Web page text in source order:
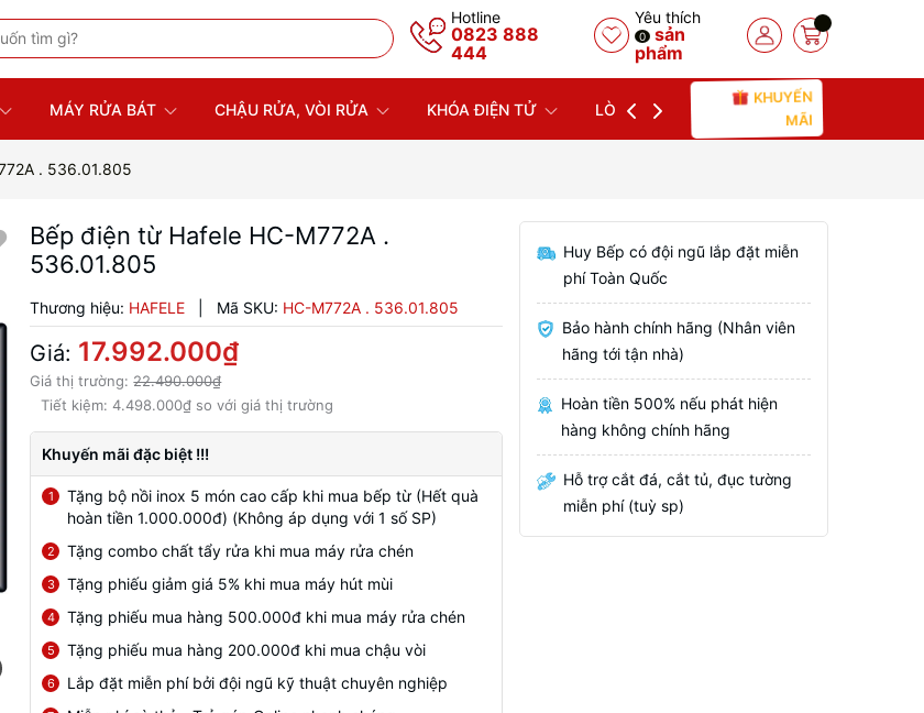
Hotline
0823 888
444
Yêu thích
0
sản
phẩm
MÁY RỬA BÁT CHẬU RỬA, VÒI RỬA KHÓA ĐIỆN TỬ LÒ NƯỚNG LÒ VI SÓNG
KHUYẾN
MÃI
. 536.01.805
Bếp điện từ Hafele HC-M772A .
536.01.805
Thương hiệu: HAFELE Mã SKU: HC-M772A . 536.01.805
Giá: 17.992.000₫
Giá thị trường:22.490.000₫
Tiết kiệm:4.498.000₫ so với giá thị trường
Khuyến mãi đặc biệt !!!
1
Tặng bộ nồi inox 5 món cao cấp khi mua bếp từ (Hết quà
hoàn tiền 1.000.000đ) (Không áp dụng với 1 số SP)
2 Tặng combo chất tẩy rửa khi mua máy rửa chén
3 Tặng phiếu giảm giá 5% khi mua máy hút mùi
4 Tặng phiếu mua hàng 500.000đ khi mua máy rửa chén
5 Tặng phiếu mua hàng 200.000đ khi mua chậu vòi
6 Lắp đặt miễn phí bởi đội ngũ kỹ thuật chuyên nghiệp
Huy Bếp có đội ngũ lắp đặt miễn
phí Toàn Quốc
Bảo hành chính hãng (Nhân viên
hãng tới tận nhà)
Hoàn tiền 500% nếu phát hiện
hàng không chính hãng
Hỗ trợ cắt đá, cắt tủ, đục tường
miễn phí (tuỳ sp)